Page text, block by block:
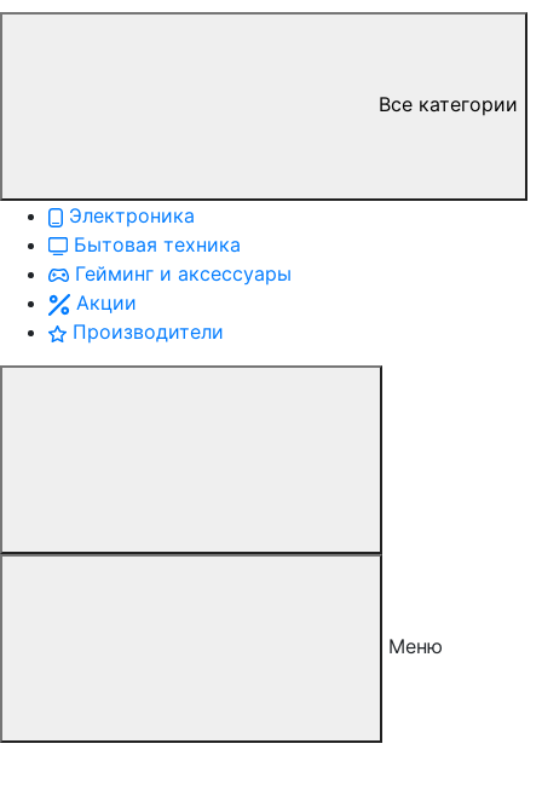
Все категории
Электроника
Бытовая техника
Гейминг и аксессуары
Акции
Производители
Меню